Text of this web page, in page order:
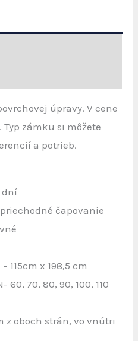
úpravy. V cene
zámku si môžete
a potrieb.
dní
čapovanie
115cm x 198,5 cm
60, 70, 80, 90, 100, 110
z oboch strán, vo vnútri